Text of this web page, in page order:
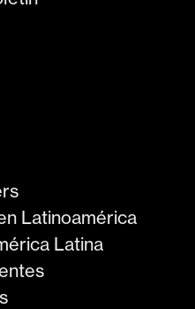
Latinoamérica
Latina